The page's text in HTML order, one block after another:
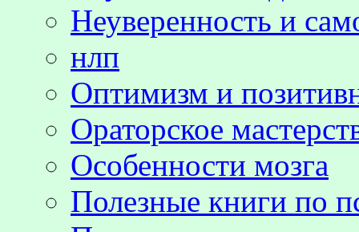
Неуверенность и
нлп
Оптимизм и
Ораторское
Особенности мозга
Полезные книги по